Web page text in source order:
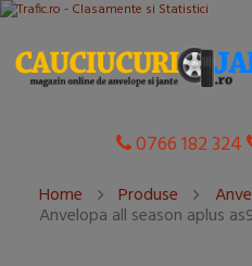
0766 182 324
Home Produse
Anvelopa all season aplus